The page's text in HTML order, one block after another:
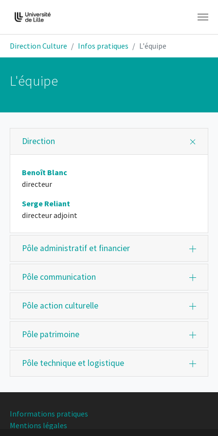
Direction Culture Infos pratiques L'équipe
L'équipe
Direction
Benoît Blanc
directeur
Serge Reliant
directeur adjoint
Pôle administratif et financier
Pôle communication
Pôle action culturelle
Pôle patrimoine
Pôle technique et logistique
Informations pratiques
Mentions légales